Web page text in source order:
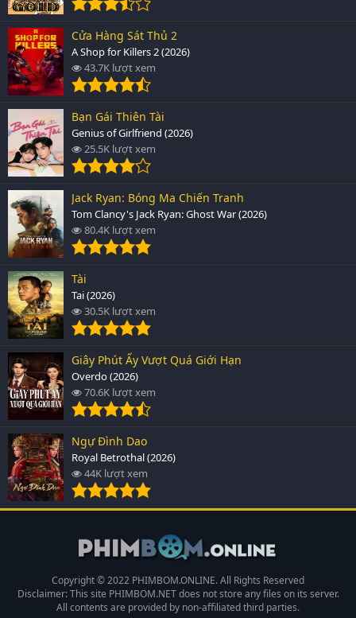
Cửa Hàng Sát Thủ 2
A Shop for Killers 2 (2026)
43.7K lượt xem
Bạn Gái Thiên Tài
Genius of Girlfriend (2026)
25.5K lượt xem
Jack Ryan: Bóng Ma Chiến Tranh
Tom Clancy's Jack Ryan: Ghost War (2026)
80.4K lượt xem
Tài
Tai (2026)
30.5K lượt xem
Giây Phút Ấy Vượt Quá Giới Hạn
Overdo (2026)
70.6K lượt xem
Ngự Đình Dao
Royal Betrothal (2026)
44K lượt xem
Copyright © 2022 PHIMBOM.ONLINE. All Rights Reserved
Disclaimer: This site PHIMBOM.NETdoes not store any files on its server.
All contents are provided by non-affiliated third parties.